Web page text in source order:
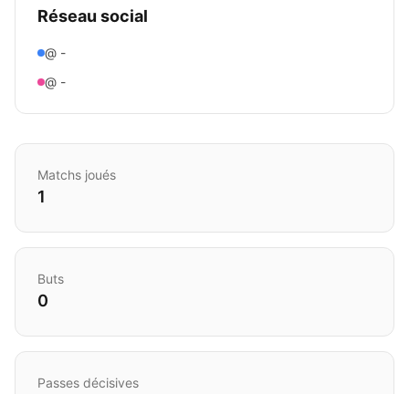
Réseau social
@ -
@ -
Matchs joués
1
Buts
0
Passes décisives